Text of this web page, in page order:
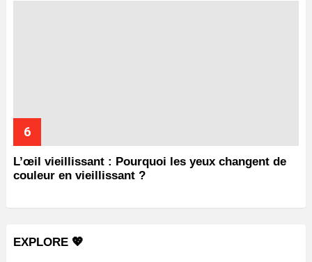
L’œil vieillissant : Pourquoi les yeux changent de
couleur en vieillissant ?
EXPLORE 💖